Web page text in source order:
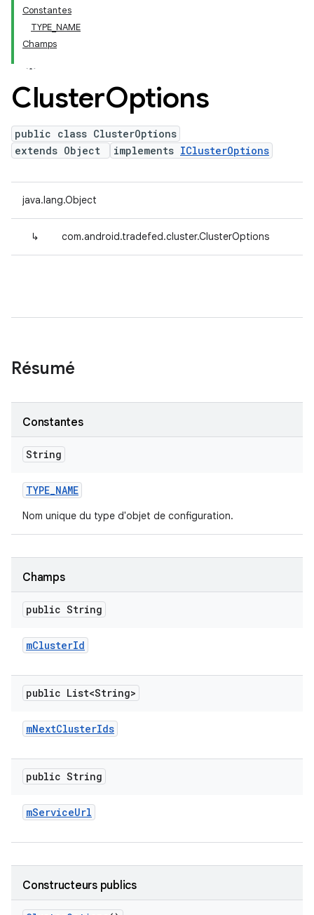
Constantes
TYPE_NAME
Champs
ClusterOptions
public class ClusterOptions
extends Object
implements IClusterOptions
java.lang.Object
↳ com.android.tradefed.cluster.ClusterOptions
Résumé
Constantes
String
TYPE_NAME
Nom unique du type d'objet de configuration.
Champs
public String
mClusterId
public List<String>
mNextClusterIds
public String
mServiceUrl
Constructeurs publics